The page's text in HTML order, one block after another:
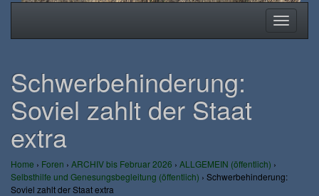
Toggle
Schwerbehinderung:
Soviel zahlt der Staat
extra
Home › Foren › ARCHIV bis Februar 2026 › ALLGEMEIN (öffentlich) ›
Selbsthilfe und Genesungsbegleitung (öffentlich) › Schwerbehinderung:
Soviel zahlt der Staat extra